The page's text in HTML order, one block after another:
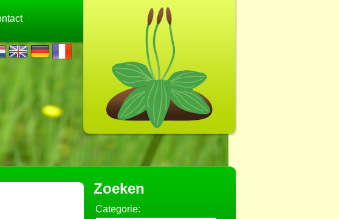
Zoeken
Categorie: